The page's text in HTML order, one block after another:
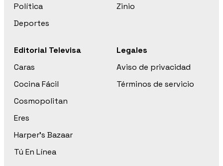
Política
Deportes
Zinio
Editorial Televisa
Caras
Cocina Fácil
Cosmopolitan
Eres
Harper’s Bazaar
Tú En Línea
Legales
Aviso de privacidad
Términos de servicio